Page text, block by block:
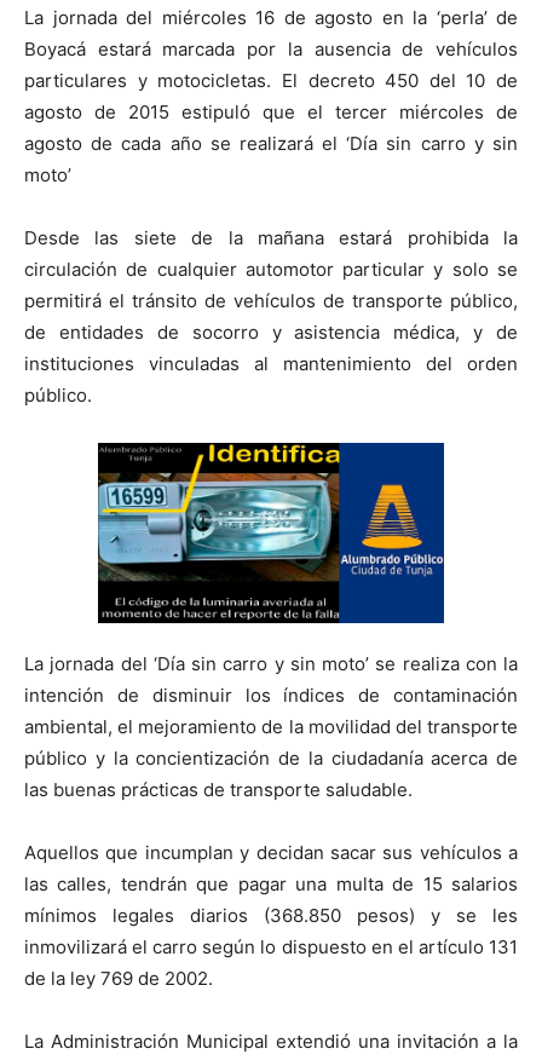
La jornada del miércoles 16 de agosto en la ‘perla’ de
Boyacá estará marcada por la ausencia de vehículos
particulares y motocicletas. El decreto 450 del 10 de
agosto de 2015 estipuló que el tercer miércoles de
agosto de cada año se realizará el ‘Día sin carro y sin
moto’
Desde las siete de la mañana estará prohibida la
circulación de cualquier automotor particular y solo se
permitirá el tránsito de vehículos de transporte público,
de entidades de socorro y asistencia médica, y de
instituciones vinculadas al mantenimiento del orden
público.
La jornada del ‘Día sin carro y sin moto’ se realiza con la
intención de disminuir los índices de contaminación
ambiental, el mejoramiento de la movilidad del transporte
público y la concientización de la ciudadanía acerca de
las buenas prácticas de transporte saludable.
Aquellos que incumplan y decidan sacar sus vehículos a
las calles, tendrán que pagar una multa de 15 salarios
mínimos legales diarios (368.850 pesos) y se les
inmovilizará el carro según lo dispuesto en el artículo 131
de la ley 769 de 2002.
La Administración Municipal extendió una invitación a la